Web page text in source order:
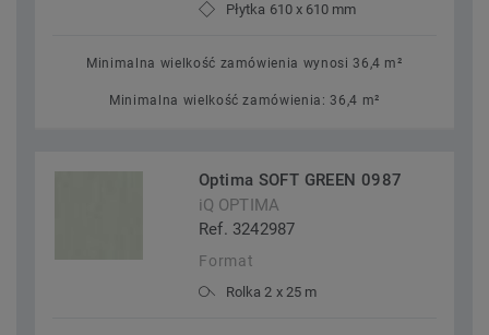
Płytka 610 x 610 mm
Minimalna wielkość zamówienia wynosi 36,4 m²
Minimalna wielkość zamówienia: 36,4 m²
Optima SOFT GREEN 0987
iQ OPTIMA
Ref. 3242987
Format
Rolka 2 x 25 m